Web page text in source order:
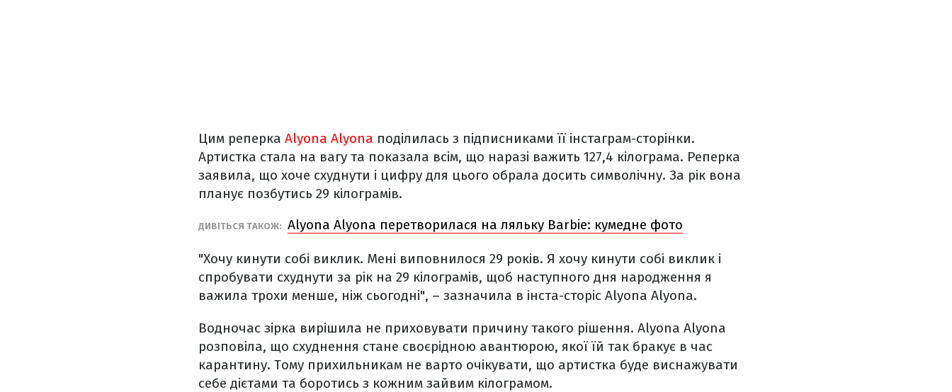
Цим реперка Alyona Alyona поділилась з підписниками її інстаграм-сторінки.
Артистка стала на вагу та показала всім, що наразі важить 127,4 кілограма. Реперка
заявила, що хоче схуднути і цифру для цього обрала досить символічну. За рік вона
планує позбутись 29 кілограмів.
ДИВІТЬСЯ ТАКОЖ: Alyona Alyona перетворилася на ляльку Barbie: кумедне фото
"Хочу кинути собі виклик. Мені виповнилося 29 років. Я хочу кинути собі виклик і
спробувати схуднути за рік на 29 кілограмів, щоб наступного дня народження я
важила трохи менше, ніж сьогодні", – зазначила в інста-сторіс Alyona Alyona.
Водночас зірка вирішила не приховувати причину такого рішення. Alyona Alyona
розповіла, що схуднення стане своєрідною авантюрою, якої їй так бракує в час
карантину. Тому прихильникам не варто очікувати, що артистка буде виснажувати
себе дієтами та боротись з кожним зайвим кілограмом.